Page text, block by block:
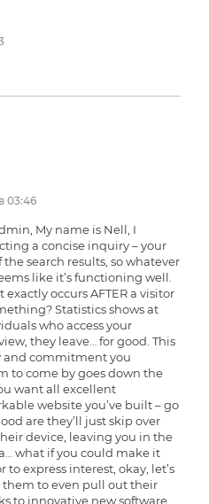
03:46
My name is Nell, I
a concise inquiry – your
search results, so whatever
like it’s functioning well.
occurs AFTER a visitor
Statistics shows at
who access your
they leave… for good. This
and commitment you
to come by goes down the
want all excellent
website you’ve built – go
are they’ll just skip over
device, leaving you in the
what if you could make it
express interest, okay, let’s
to even pull out their
to innovative new software